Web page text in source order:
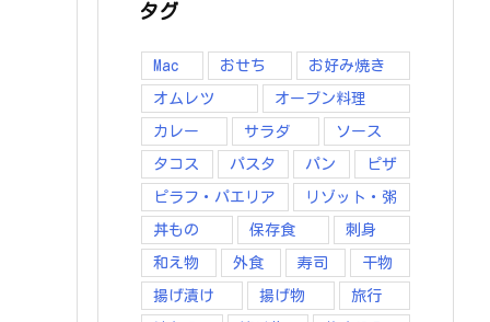
タグ
Mac おせち お好み焼き
オムレツ オーブン料理
カレー サラダ ソース
タコス パスタ パン ピザ
ピラフ・パエリア リゾット・粥
丼もの 保存食 刺身
和え物 外食 寿司 干物
揚げ漬け 揚げ物 旅行